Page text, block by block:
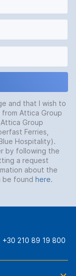
and that I wish to
Attica Group
Group
Ferries,
Hospitality).
by following the
a request
about the
be found here.
+30 210 89 19 800